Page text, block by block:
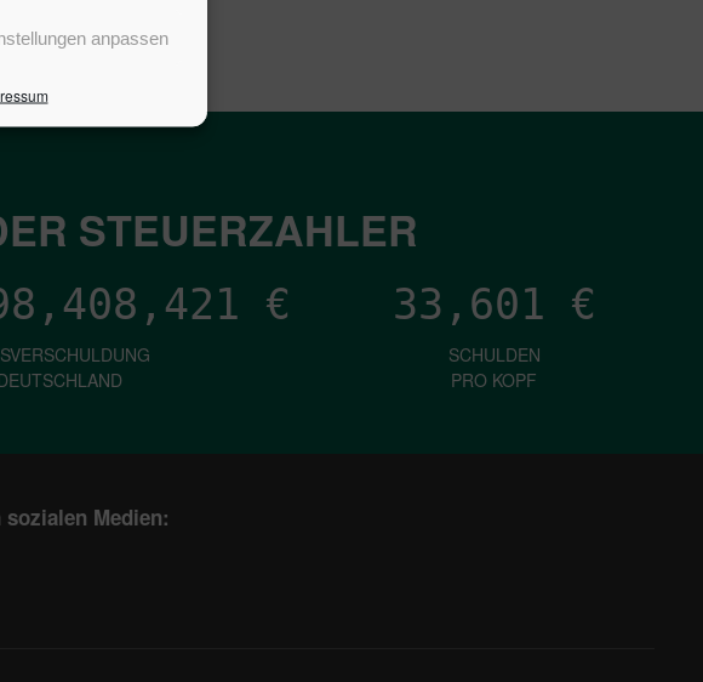
anpassen
STEUERZAHLER
€ 33,601 €
SCHULDEN
PRO KOPF
Medien: